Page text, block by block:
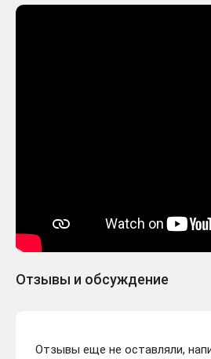
Отзывы и обсуждение
Отзывы еще не оставляли,